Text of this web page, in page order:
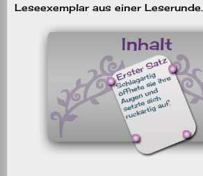
Leseexemplar aus einer Leserunde.